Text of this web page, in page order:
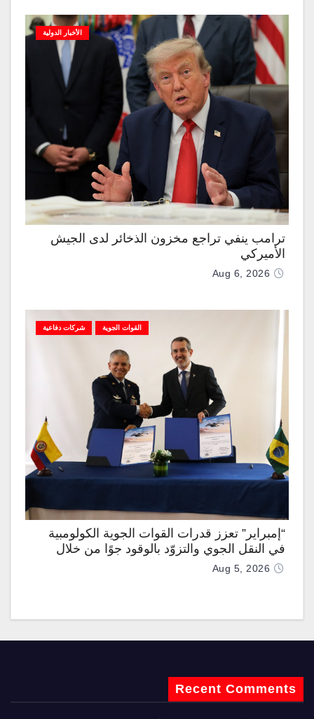
الأخبار الدولية
ترامب ينفي تراجع مخزون الذخائر لدى الجيش
الأميركي
Aug 6, 2026
القوات الجوية شركات دفاعية
“إمبراير” تعزز قدرات القوات الجوية الكولومبية
في النقل الجوي والتزوّد بالوقود جوًا من خلال
تزويدها بطائرتي “كيه سي-390 ميلينيوم”
Aug 5, 2026
Recent Comments